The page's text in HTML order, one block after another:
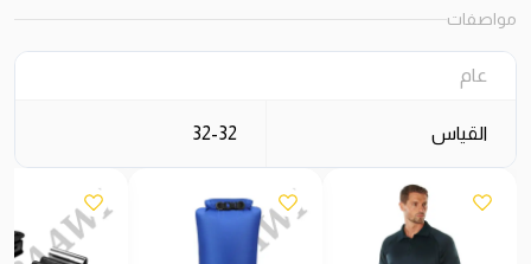
مواصفات
عام
القياس 32-32